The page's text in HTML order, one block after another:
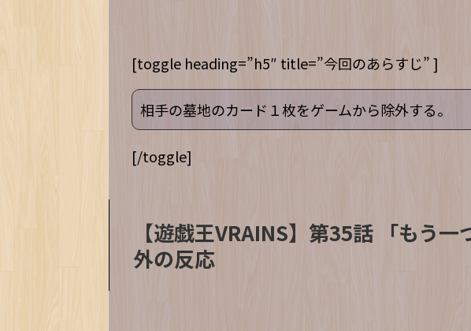
[toggle heading=”h5″ title=”今回のあらすじ” ]
相手の墓地のカード１枚をゲームから除外する。
[/toggle]
【遊戯王VRAINS】第35話 「もう
外の反応